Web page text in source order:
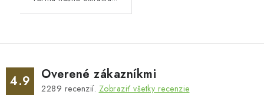
4.9 Overené zákazníkmi
2289 recenzií. Zobraziť všetky recenzie